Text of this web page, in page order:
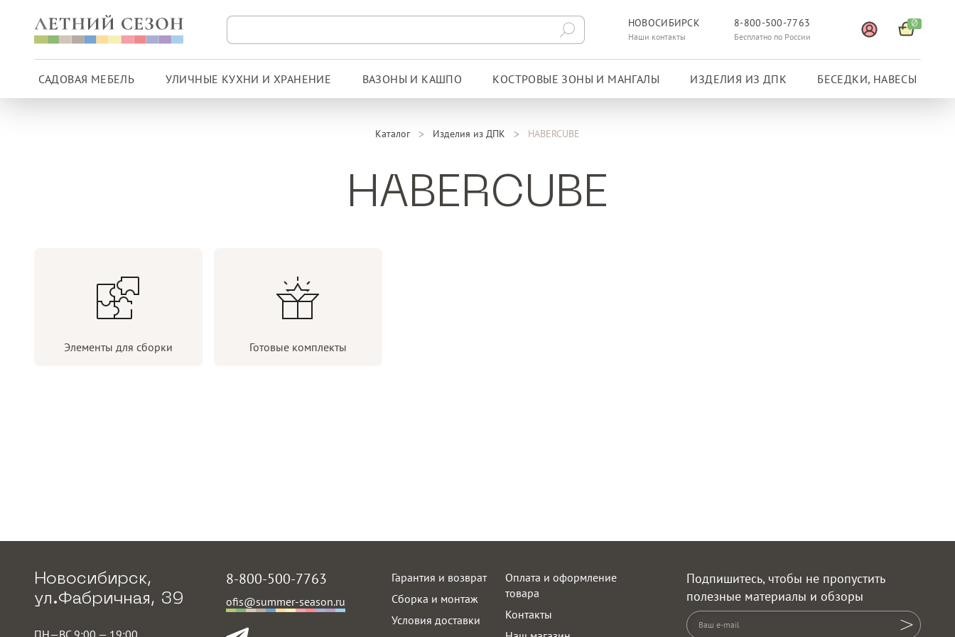
НОВОСИБИРСК
Наши контакты
8-800-500-7763
Бесплатно по России
0
САДОВАЯ МЕБЕЛЬ УЛИЧНЫЕ КУХНИ И ХРАНЕНИЕ ВАЗОНЫ И КАШПО КОСТРОВЫЕ ЗОНЫ И МАНГАЛЫ ИЗДЕЛИЯ ИЗ ДПК БЕСЕДКИ, НАВЕСЫ
Каталог Изделия из ДПК HABERCUBE
HABERCUBE
Элементы для сборки Готовые комплекты
Новосибирск,
ул.Фабричная, 39
ПН—ВС 9:00 — 19:00
8-800-500-7763
ofis@summer-season.ru
Гарантия и возврат
Сборка и монтаж
Условия доставки
Оплата и оформление
товара
Контакты
Подпишитесь, чтобы не пропустить
полезные материалы и обзоры